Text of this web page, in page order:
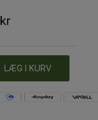
LÆG I KURV